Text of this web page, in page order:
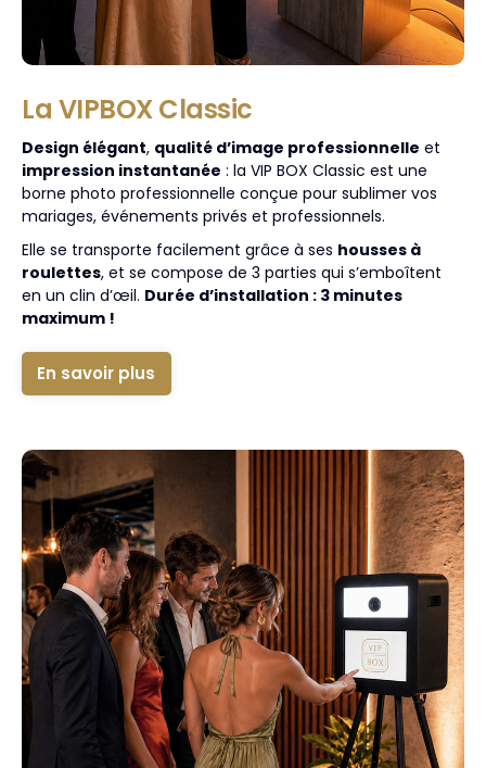
La VIPBOX Classic
Design élégant, qualité d’image professionnelle et
impression instantanée : la VIP BOX Classic est une
borne photo professionnelle conçue pour sublimer vos
mariages, événements privés et professionnels.
Elle se transporte facilement grâce à ses housses à
roulettes, et se compose de 3 parties qui s’emboîtent
en un clin d’œil. Durée d’installation : 3 minutes
maximum !
En savoir plus